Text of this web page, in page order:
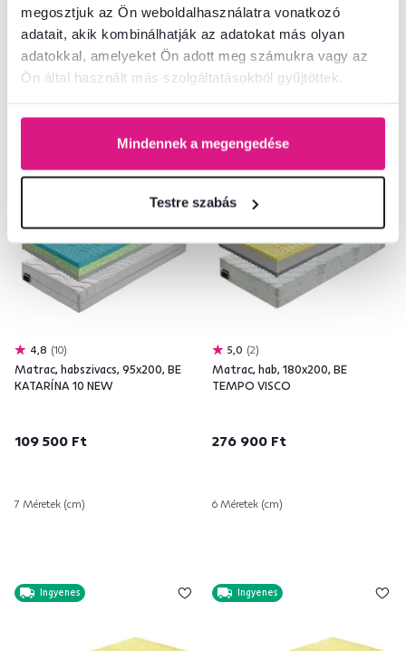
megosztjuk az Ön weboldalhasználatra vonatkozó
adatait, akik kombinálhatják az adatokat más olyan
adatokkal, amelyeket Ön adott meg számukra vagy az
Ön által használt más szolgáltatásokból gyűjtöttek.
Mindennek a megengedése
Testre szabás
1 Výška (cm), 4 Méretek (cm) 4 Méretek (cm)
4,8 10
Matrac, habszivacs, 95x200, BE
KATARÍNA 10 NEW
109 500 Ft
7 Méretek (cm)
Ingyenes
5,0 2
Matrac, hab, 180x200, BE
TEMPO VISCO
276 900 Ft
6 Méretek (cm)
Ingyenes Ingyenes